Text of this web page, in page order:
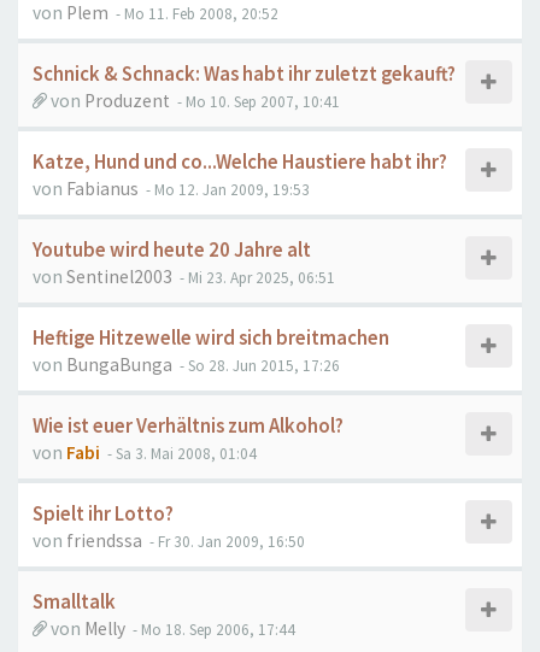
von Plem - Mo 11. Feb 2008, 20:52
Schnick & Schnack: Was habt ihr zuletzt gekauft?
von Produzent - Mo 10. Sep 2007, 10:41
Katze, Hund und co...Welche Haustiere habt ihr?
von Fabianus - Mo 12. Jan 2009, 19:53
Youtube wird heute 20 Jahre alt
von Sentinel2003 - Mi 23. Apr 2025, 06:51
Heftige Hitzewelle wird sich breitmachen
von BungaBunga - So 28. Jun 2015, 17:26
Wie ist euer Verhältnis zum Alkohol?
von Fabi - Sa 3. Mai 2008, 01:04
Spielt ihr Lotto?
von friendssa - Fr 30. Jan 2009, 16:50
Smalltalk
von Melly - Mo 18. Sep 2006, 17:44